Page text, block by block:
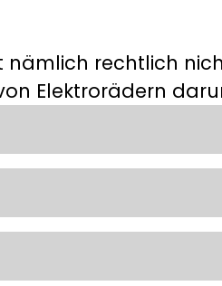
nämlich rechtlich
Elektrorädern